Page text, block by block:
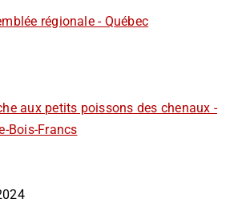
régionale - Québec
aux petits poissons des chenaux -
Bois-Francs